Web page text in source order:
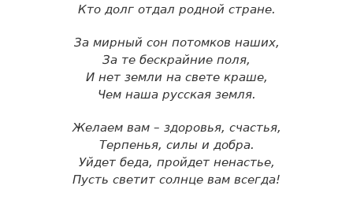
Кто долг отдал родной стране.
За мирный сон потомков наших,
За те бескрайние поля,
И нет земли на свете краше,
Чем наша русская земля.
Желаем вам – здоровья, счастья,
Терпенья, силы и добра.
Уйдет беда, пройдет ненастье,
Пусть светит солнце вам всегда!